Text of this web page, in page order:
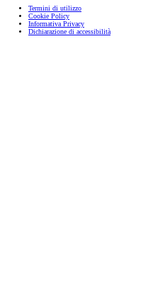
Termini di utilizzo
Cookie Policy
Informativa Privacy
Dichiarazione di accessibilità